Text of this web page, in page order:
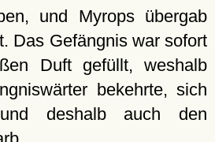
und Myrops übergab
Das Gefängnis war sofort
Duft gefüllt, weshalb
bekehrte, sich
deshalb auch den